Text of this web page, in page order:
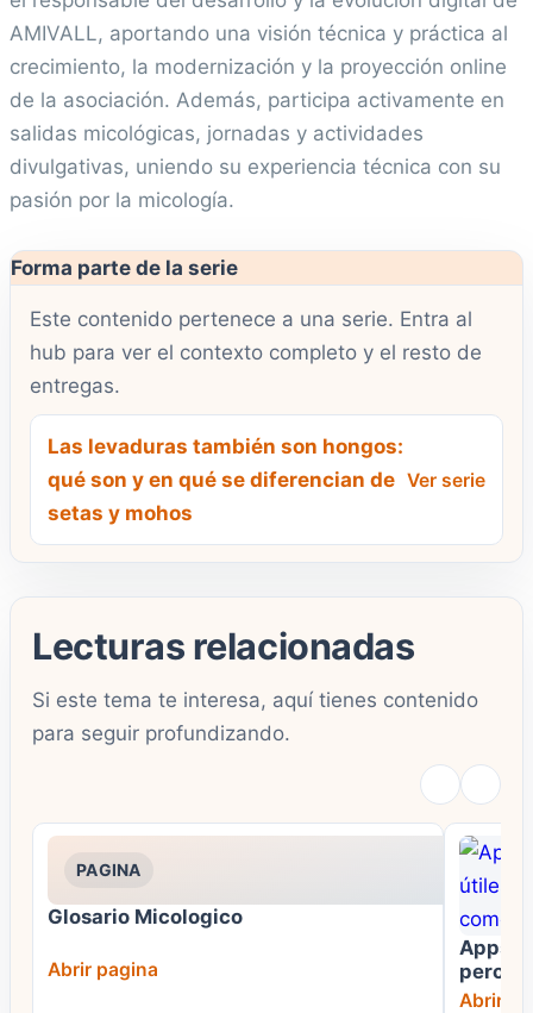
AMIVALL, aportando una visión técnica y práctica al
crecimiento, la modernización y la proyección online
de la asociación. Además, participa activamente en
salidas micológicas, jornadas y actividades
divulgativas, uniendo su experiencia técnica con su
pasión por la micología.
Forma parte de la serie
Este contenido pertenece a una serie. Entra al
hub para ver el contexto completo y el resto de
entregas.
Las levaduras también son hongos:
qué son y en qué se diferencian de
setas y mohos
Ver serie
Lecturas relacionadas
Si este tema te interesa, aquí tienes contenido
para seguir profundizando.
PAGINA
Glosario Micologico
Abrir pagina
Apps
pero
comes
Abrir